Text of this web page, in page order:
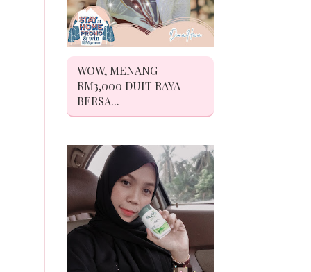
WOW, MENANG
RM3,000 DUIT RAYA
BERSA...